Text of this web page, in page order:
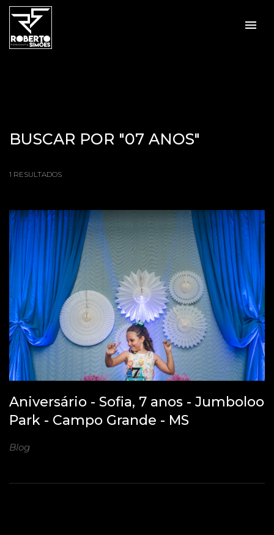
menu
BUSCAR POR "07 ANOS"
1 RESULTADOS
Aniversário - Sofia, 7 anos - Jumboloo
Park - Campo Grande - MS
Blog